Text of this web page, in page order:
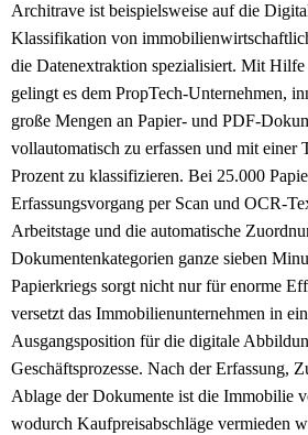
Architrave ist beispielsweise auf die
Klassifikation von
die Datenextraktion spezialisiert. Mit
gelingt es dem PropTech-Unternehmen,
große Mengen an Papier- und PDF-
vollautomatisch zu erfassen und mit einer
Prozent zu klassifizieren. Bei 25.000
Erfassungsvorgang per Scan und OCR-
Arbeitstage und die automatische
Dokumentenkategorien ganze sieben
Papierkriegs sorgt nicht nur für enorme
versetzt das Immobilienunternehmen in
Ausgangsposition für die digitale
Geschäftsprozesse. Nach der Erfassung,
Ablage der Dokumente ist die Immobilie
wodurch Kaufpreisabschläge vermieden